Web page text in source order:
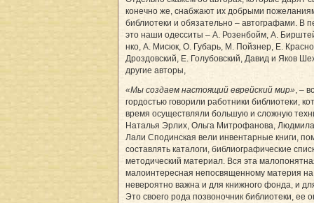
конечно же, снабжают их добрыми
библиотеки и обязательно – автографами. В
это наши одесситы – А. Розенбойм, А.
нко, А. Мисюк, О. Губарь, М. Пойзнер, Е.
Дроздовский, Е. Голубовский, Давид и Яков
другие авторы,
«Мы создаем настоящий еврейский мир» , –
гордостью говорили работники библиотеки,
время осуществляли большую и сложную
Наталья Эрлих, Ольга Митрофанова,
Лали Сподинская вели инвентарные книги,
составлять каталоги, библиографические
методический материал. Вся эта
малоинтересная непосвященному материя
невероятно важна и для книжного фонда, и
Это своего рода позвоночник библиотеки, ее